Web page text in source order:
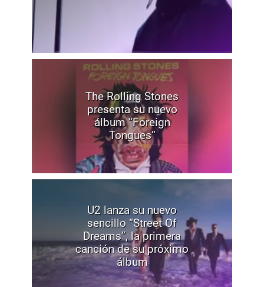
The Rolling Stones
presenta su nuevo
álbum “Foreign
Tongues”
U2 lanza su nuevo
sencillo “Street Of
Dreams”, la primera
canción de su próximo
álbum